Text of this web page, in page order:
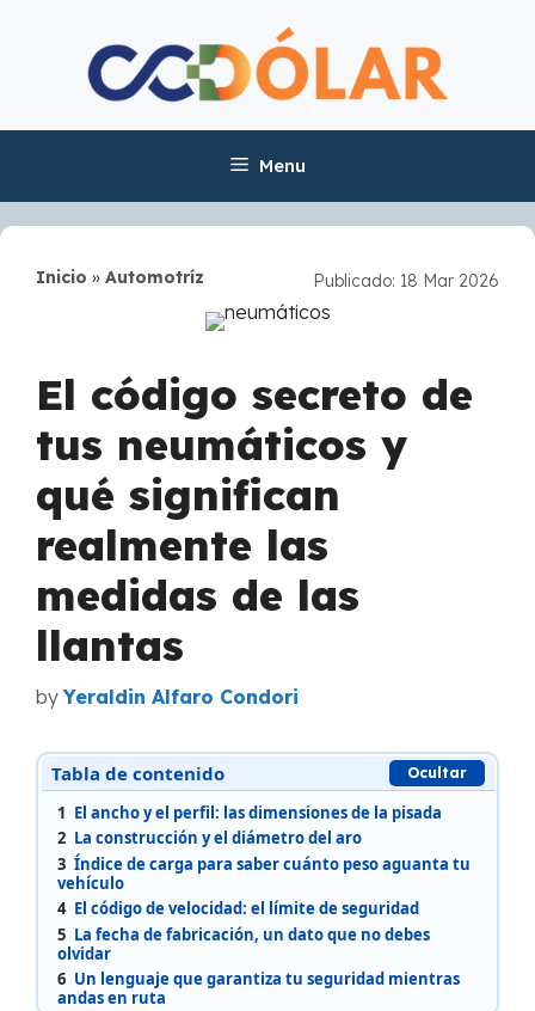
Menu
Inicio » Automotríz Publicado: 18 Mar 2026
El código secreto de
tus neumáticos y
qué significan
realmente las
medidas de las
llantas
byYeraldin Alfaro Condori
Tabla de contenido Ocultar
1 El ancho y el perfil: las dimensiones de la pisada
2 La construcción y el diámetro del aro
3 Índice de carga para saber cuánto peso aguanta tu
vehículo
4 El código de velocidad: el límite de seguridad
5 La fecha de fabricación, un dato que no debes
olvidar
6 Un lenguaje que garantiza tu seguridad mientras
andas en ruta